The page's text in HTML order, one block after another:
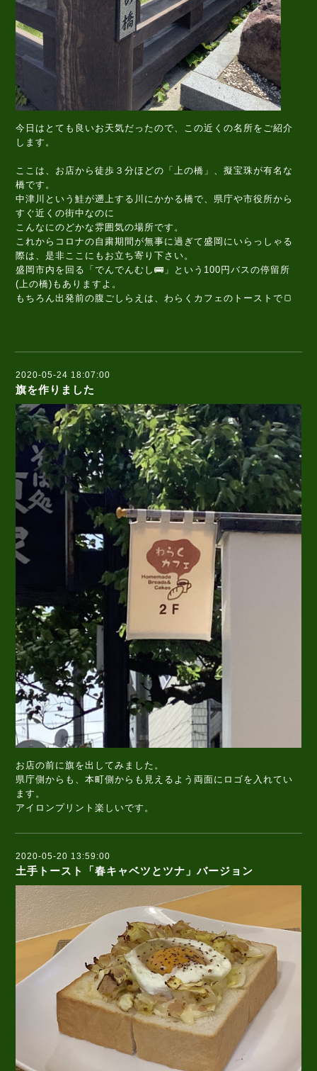
今日はとても良いお天気だったので、この近くの名所をご紹介
します。
ここは、お店から徒歩３分ほどの「上の橋」、擬宝珠が有名な
橋です。
中津川という鮭が遡上する川にかかる橋で、県庁や市役所から
すぐ近くの街中なのに
こんなにのどかな雰囲気の場所です。
これからコロナの自粛期間が無事に過ぎて盛岡にいらっしゃる
際は、是非ここにもお立ち寄り下さい。
盛岡市内を回る「でんでんむし🚌」という100円バスの停留所
(上の橋)もありますよ。
もちろん出発前の腹ごしらえは、わらくカフェのトーストで🍞
2020-05-24 18:07:00
旗を作りました
お店の前に旗を出してみました。
県庁側からも、本町側からも見えるよう両面にロゴを入れてい
ます。
アイロンプリント楽しいです。
2020-05-20 13:59:00
土手トースト「春キャベツとツナ」バージョン